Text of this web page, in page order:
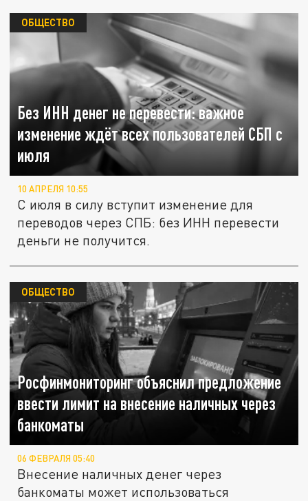
Без ИНН денег не перевести: важное
изменение ждёт всех пользователей СБП с
июля
ОБЩЕСТВО
10 АПРЕЛЯ 10:55
С июля в силу вступит изменение для
переводов через СПБ: без ИНН перевести
деньги не получится.
Росфинмониторинг объяснил предложение
ввести лимит на внесение наличных через
банкоматы
ОБЩЕСТВО
06 ФЕВРАЛЯ 05:40
Внесение наличных денег через
банкоматы может использоваться